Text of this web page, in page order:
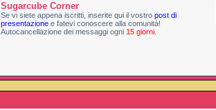
Sugarcube Corner
Se vi siete appena iscritti, inserite qui il vostro post di
presentazione e fatevi conoscere alla comunità!
Autocancellazione dei messaggi ogni 15 giorni